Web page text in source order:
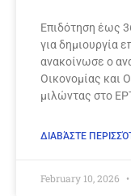
Επιδότηση έως
για δημιουργία
ανακοίνωσε ο
Οικονομίας και
μιλώντας στο
ΔΙΑΒΆΣΤΕ
February 10, 2026